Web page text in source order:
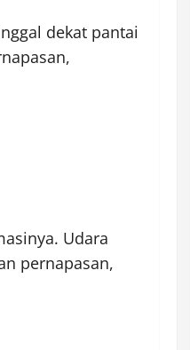
dekat pantai
Udara
pernapasan,